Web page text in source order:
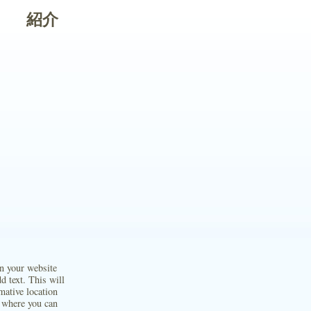
紹介
your website
text. This will
location
you can